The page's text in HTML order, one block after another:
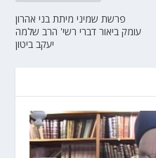
פרשת שמיני מיתת בני אהרון
עומק ביאור דברי רשי' הרב שלמה
יעקב ביטון